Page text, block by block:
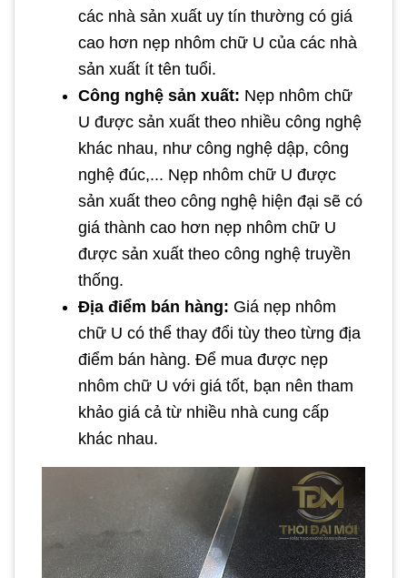
các nhà sản xuất uy tín thường có giá
cao hơn nẹp nhôm chữ U của các nhà
sản xuất ít tên tuổi.
Công nghệ sản xuất: Nẹp nhôm chữ
U được sản xuất theo nhiều công nghệ
khác nhau, như công nghệ dập, công
nghệ đúc,... Nẹp nhôm chữ U được
sản xuất theo công nghệ hiện đại sẽ có
giá thành cao hơn nẹp nhôm chữ U
được sản xuất theo công nghệ truyền
thống.
Địa điểm bán hàng: Giá nẹp nhôm
chữ U có thể thay đổi tùy theo từng địa
điểm bán hàng. Để mua được nẹp
nhôm chữ U với giá tốt, bạn nên tham
khảo giá cả từ nhiều nhà cung cấp
khác nhau.